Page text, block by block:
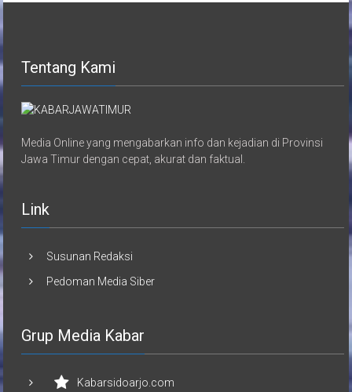
Tentang Kami
Media Online yang mengabarkan info dan kejadian di Provinsi
Jawa Timur dengan cepat, akurat dan faktual.
Link
Susunan Redaksi
Pedoman Media Siber
Grup Media Kabar
Kabarsidoarjo.com